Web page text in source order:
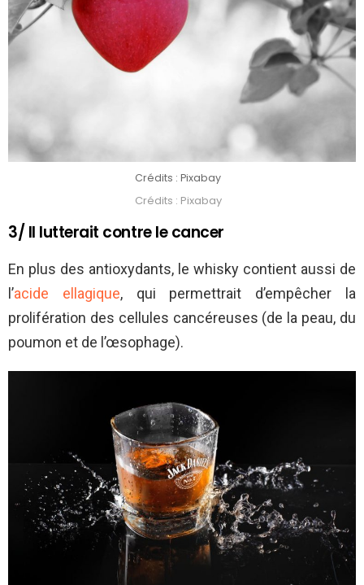
Crédits : Pixabay
Crédits : Pixabay
3/ Il lutterait contre le cancer
En plus des antioxydants, le whisky contient aussi de
l’acide ellagique, qui permettrait d’empêcher la
prolifération des cellules cancéreuses (de la peau, du
poumon et de l’œsophage).